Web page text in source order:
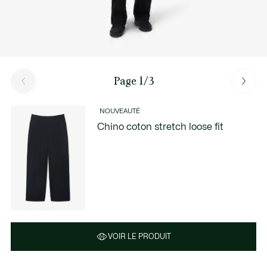
Page 1/3
NOUVEAUTÉ
Chino coton stretch loose fit
VOIR LE PRODUIT